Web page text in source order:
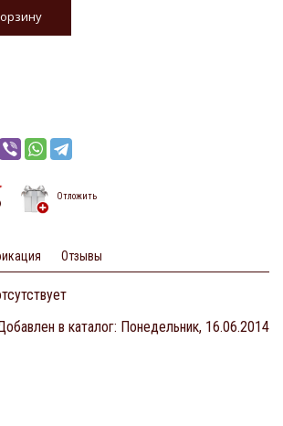
Отложить
Отзывы
в каталог: Понедельник, 16.06.2014